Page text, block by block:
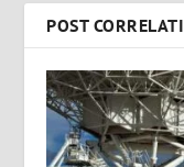
POST CORRELATI